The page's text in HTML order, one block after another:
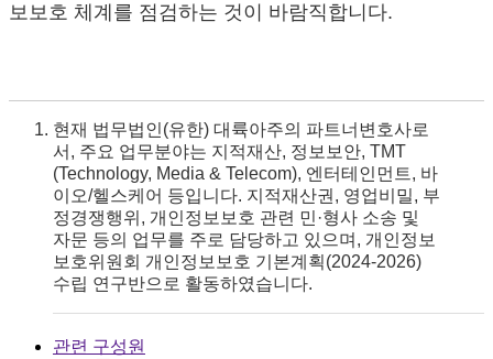
보보호 체계를 점검하는 것이 바람직합니다.
현재 법무법인(유한) 대륙아주의 파트너변호사로
서, 주요 업무분야는 지적재산, 정보보안, TMT
(Technology, Media & Telecom), 엔터테인먼트, 바
이오/헬스케어 등입니다. 지적재산권, 영업비밀, 부
정경쟁행위, 개인정보보호 관련 민·형사 소송 및
자문 등의 업무를 주로 담당하고 있으며, 개인정보
보호위원회 개인정보보호 기본계획(2024-2026)
수립 연구반으로 활동하였습니다.
관련 구성원